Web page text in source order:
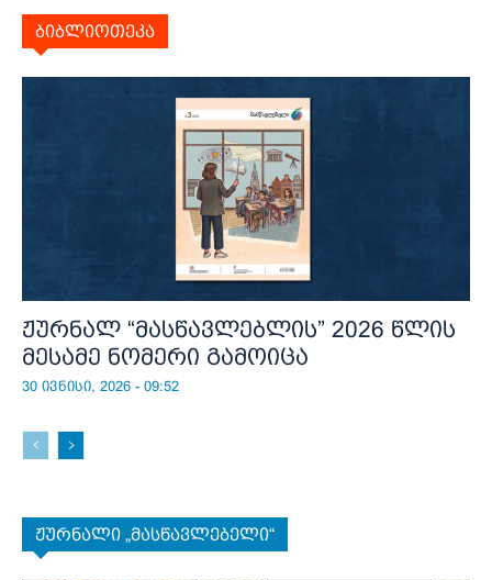
ბიბლიოთეკა
ჟურნალ “მასწავლებლის” 2026 წლის
მესამე ნომერი გამოიცა
30 ივნისი, 2026 - 09:52
ჟურნალი „მასწავლებელი“